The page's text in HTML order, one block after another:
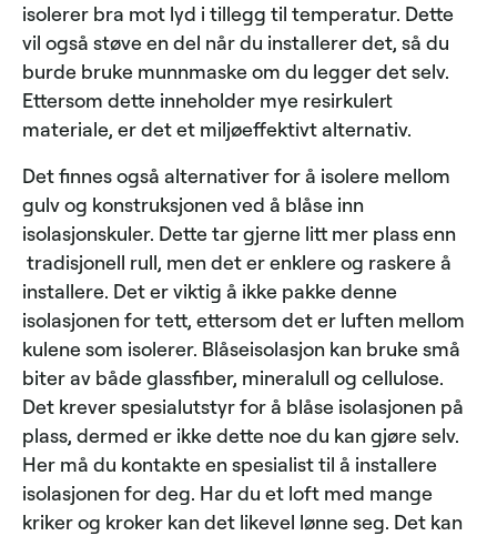
isolerer bra mot lyd i tillegg til temperatur. Dette
vil også støve en del når du installerer det, så du
burde bruke munnmaske om du legger det selv.
Ettersom dette inneholder mye resirkulert
materiale, er det et miljøeffektivt alternativ.
Det finnes også alternativer for å isolere mellom
gulv og konstruksjonen ved å blåse inn
isolasjonskuler. Dette tar gjerne litt mer plass enn
tradisjonell rull, men det er enklere og raskere å
installere. Det er viktig å ikke pakke denne
isolasjonen for tett, ettersom det er luften mellom
kulene som isolerer. Blåseisolasjon kan bruke små
biter av både glassfiber, mineralull og cellulose.
Det krever spesialutstyr for å blåse isolasjonen på
plass, dermed er ikke dette noe du kan gjøre selv.
Her må du kontakte en spesialist til å installere
isolasjonen for deg. Har du et loft med mange
kriker og kroker kan det likevel lønne seg. Det kan